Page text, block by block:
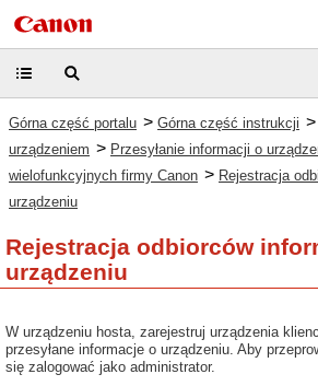
Górna część portalu > Górna część instrukcji >
urządzeniem > Przesyłanie informacji o
wielofunkcyjnych firmy Canon > Rejestracja
urządzeniu
Rejestracja odbiorców
urządzeniu
W urządzeniu hosta, zarejestruj urządzenia
przesyłane informacje o urządzeniu. Aby
się zalogować jako administrator.